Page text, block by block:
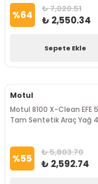
%64 ₺ 7,020.51
₺ 2,550.34
Sepete Ekle
Motul
Motul 8100 X-Clean EFE
Tam Sentetik Araç Yağ 4
%55 ₺ 5,803.70
₺ 2,592.74